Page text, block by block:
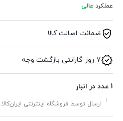
عملکرد عالی
ضمانت اصالت کالا
7 روز گارانتی بازگشت وجه
1 عدد در انبار
ارسال توسط فروشگاه اینترنتی ایران‌کالا.